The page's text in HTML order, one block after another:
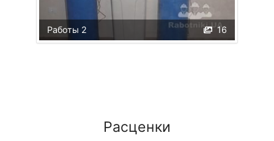
16
Работы 2
Расценки